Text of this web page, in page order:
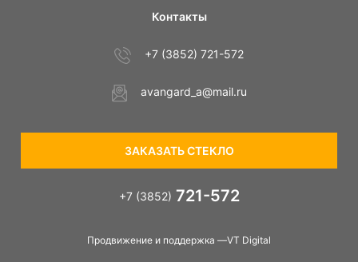
Продвижение и поддержка —VT Digital
Контакты
+7 (3852) 721-572
avangard_a@mail.ru
ЗАКАЗАТЬ СТЕКЛО
+7 (3852) 721-572